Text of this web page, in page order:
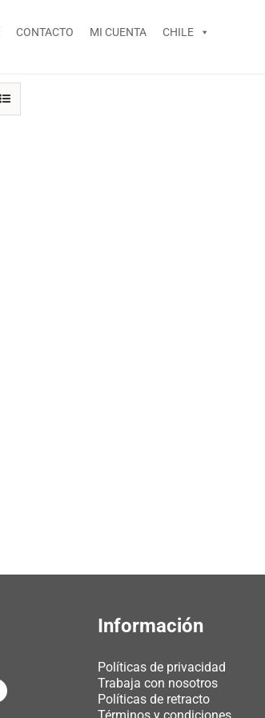
CONTACTO MI CUENTA CHILE
Información
Políticas de privacidad
Trabaja con nosotros
Políticas de retracto
Términos y condiciones